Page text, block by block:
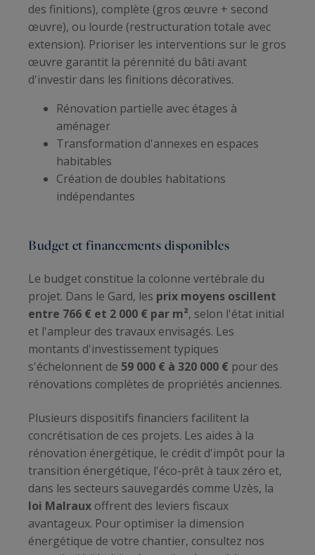
des finitions), complète (gros œuvre + second
œuvre), ou lourde (restructuration totale avec
extension). Prioriser les interventions sur le gros
œuvre garantit la pérennité du bâti avant
d'investir dans les finitions décoratives.
Rénovation partielle avec étages à
aménager
Transformation d'annexes en espaces
habitables
Création de doubles habitations
indépendantes
Budget et financements disponibles
Le budget constitue la colonne vertébrale du
projet. Dans le Gard, les prix moyens oscillent
entre 766 € et 2 000 € par m², selon l'état initial
et l'ampleur des travaux envisagés. Les
montants d'investissement typiques
s'échelonnent de 59 000 € à 320 000 € pour des
rénovations complètes de propriétés anciennes.
Plusieurs dispositifs financiers facilitent la
concrétisation de ces projets. Les aides à la
rénovation énergétique, le crédit d'impôt pour la
transition énergétique, l'éco-prêt à taux zéro et,
dans les secteurs sauvegardés comme Uzès, la
loi Malraux offrent des leviers fiscaux
avantageux. Pour optimiser la dimension
énergétique de votre chantier, consultez nos